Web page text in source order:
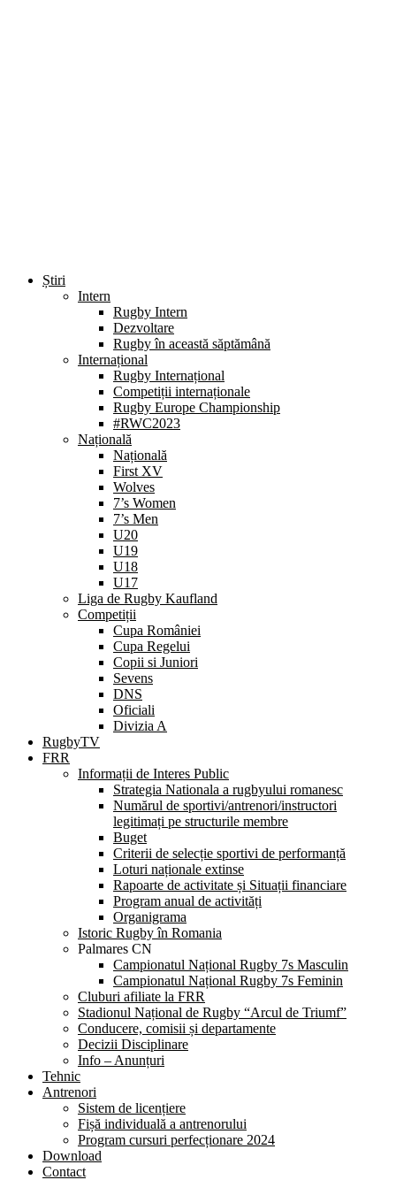
Știri
Intern
Rugby Intern
Dezvoltare
Rugby în această săptămână
Internațional
Rugby Internațional
Competiții internaționale
Rugby Europe Championship
#RWC2023
Națională
Națională
First XV
Wolves
7’s Women
7’s Men
U20
U19
U18
U17
Liga de Rugby Kaufland
Competiții
Cupa României
Cupa Regelui
Copii si Juniori
Sevens
DNS
Oficiali
Divizia A
RugbyTV
FRR
Informații de Interes Public
Strategia Nationala a rugbyului romanesc
Numărul de sportivi/antrenori/instructori
legitimați pe structurile membre
Buget
Criterii de selecție sportivi de performanță
Loturi naționale extinse
Rapoarte de activitate și Situații financiare
Program anual de activități
Organigrama
Istoric Rugby în Romania
Palmares CN
Campionatul Național Rugby 7s Masculin
Campionatul Național Rugby 7s Feminin
Cluburi afiliate la FRR
Stadionul Național de Rugby “Arcul de Triumf”
Conducere, comisii și departamente
Decizii Disciplinare
Info – Anunțuri
Tehnic
Antrenori
Sistem de licențiere
Fișă individuală a antrenorului
Program cursuri perfecționare 2024
Download
Contact